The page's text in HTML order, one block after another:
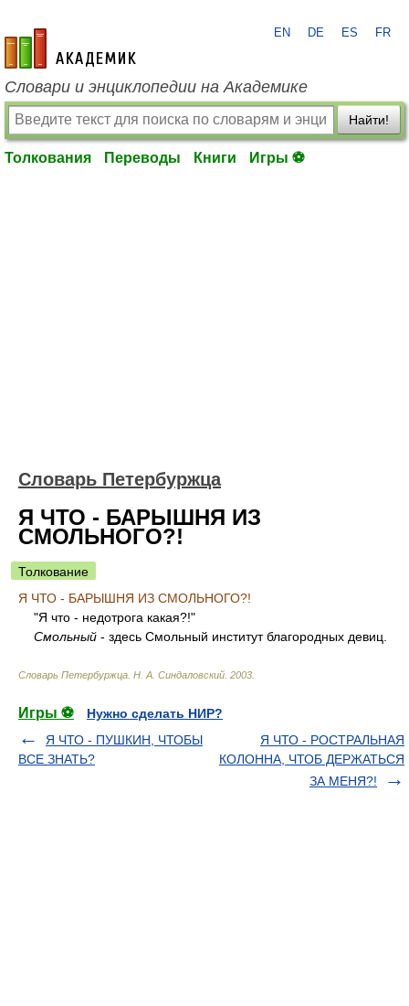
academic.ru
EN DE ES FR
Словари и энциклопедии на Академике
Найти!
Толкования Переводы Книги Игры ⚽
Словарь Петербуржца
Я ЧТО - БАРЫШНЯ ИЗ
СМОЛЬНОГО?!
Толкование
Я ЧТО - БАРЫШНЯ ИЗ СМОЛЬНОГО?!
"Я что - недотрога какая?!"
Смольный - здесь Смольный институт благородных девиц.
Словарь Петербуржца Н. А. Синдаловский 2003
Игры ⚽
Нужно сделать НИР?
Я ЧТО - ПУШКИН, ЧТОБЫ
ВСЕ ЗНАТЬ?
Я ЧТО - РОСТРАЛЬНАЯ
КОЛОННА, ЧТОБ ДЕРЖАТЬСЯ
ЗА МЕНЯ?!